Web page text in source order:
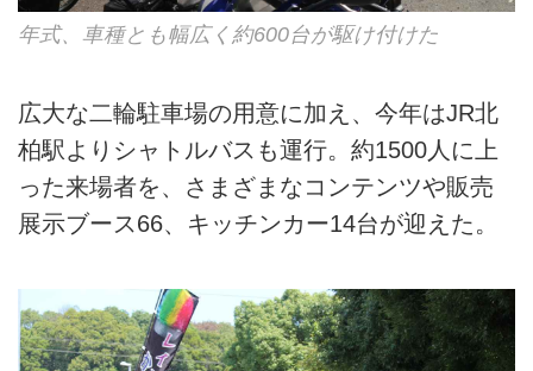
年式、車種とも幅広く約600台が駆け付けた
広大な二輪駐車場の用意に加え、今年はJR北
柏駅よりシャトルバスも運行。約1500人に上
った来場者を、さまざまなコンテンツや販売
展示ブース66、キッチンカー14台が迎えた。